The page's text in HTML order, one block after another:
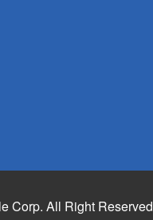
Corp. All Right Reserved